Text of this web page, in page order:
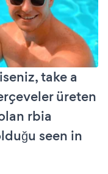
take a
üreten
rbia
seen in